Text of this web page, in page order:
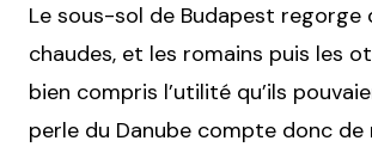
Le sous-sol de Budapest regorge
chaudes, et les romains puis les
bien compris l’utilité qu’ils
perle du Danube compte donc de